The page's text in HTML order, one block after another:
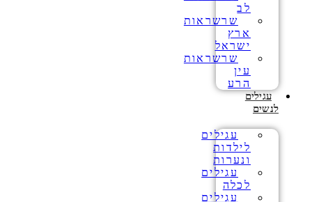
לב
שרשראות
ארץ
ישראל
שרשראות
עין
הרע
עגילים
לנשים
עגילים
לילדות
ונערות
עגילים
לכלה
עגילים